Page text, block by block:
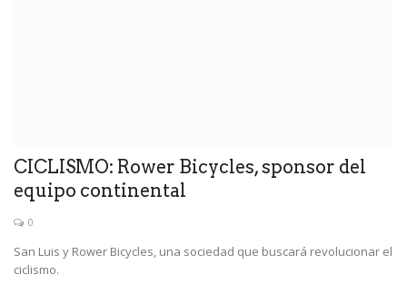
CICLISMO: Rower Bicycles, sponsor del
equipo continental
0
San Luis y Rower Bicycles, una sociedad que buscará revolucionar el
ciclismo.